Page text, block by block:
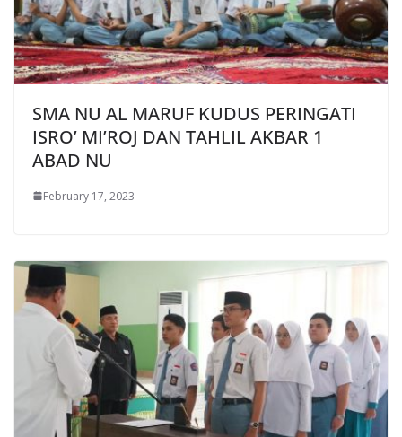
SMA NU AL MARUF KUDUS PERINGATI
ISRO’ MI’ROJ DAN TAHLIL AKBAR 1
ABAD NU
February 17, 2023